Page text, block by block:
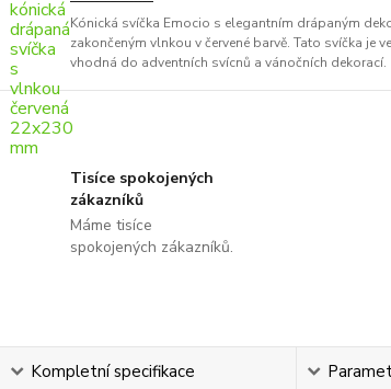
Kónická svíčka Emocio s elegantním drápaným
zakončeným vlnkou v červené barvě. Tato svíčka je
vhodná do adventních svícnů a vánočních dekorací.
Tisíce spokojených
zákazníků
Máme tisíce
spokojených zákazníků.
Kompletní specifikace